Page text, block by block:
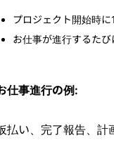
プロジェクト開始時
お仕事が進行するた
仕事進行の例:
払い、完了報告、計